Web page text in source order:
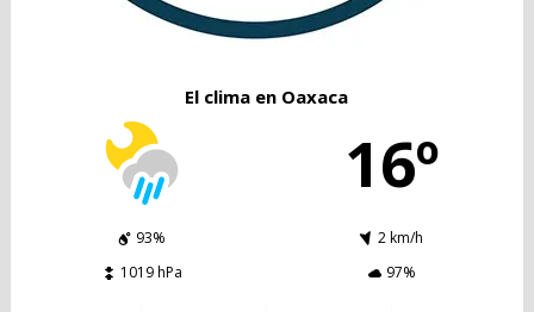
El clima en Oaxaca
16º
93%
2 km/h
1019 hPa
97%